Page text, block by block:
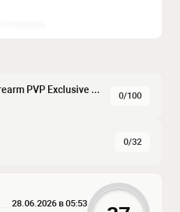
[RU/ENG] Union-PZ | Firearm PVP Exclusive Mode
0/100
0/32
28.06.2026 в 05:53